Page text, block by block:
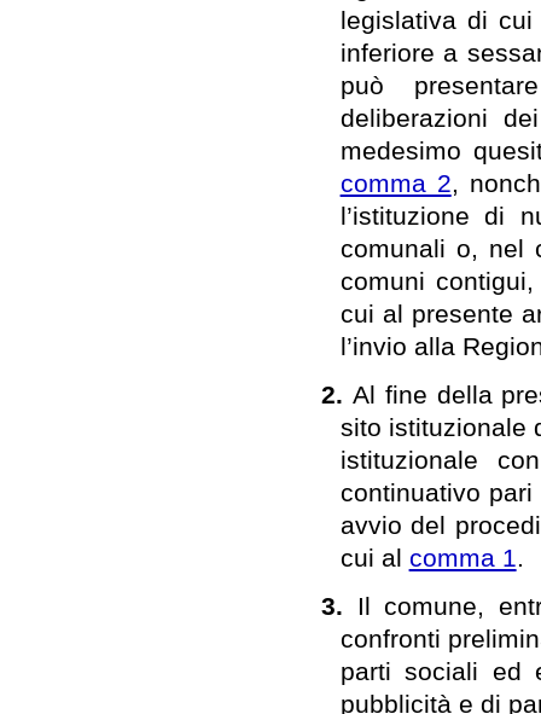
legislativa di
inferiore a
può
deliberazioni
medesimo
comma 2,
l’istituzione di
comunali o, nel
comuni
cui al presente
l’invio alla
2. Al fine della
sito istituzionale
istituzionale
continuativo
avvio del
cui al comma 1.
3.
Il comune,
confronti
parti sociali ed
pubblicità e di